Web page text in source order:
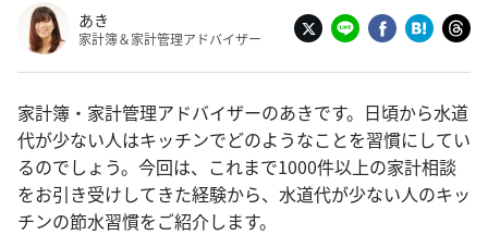
あき
家計簿＆家計管理アドバイザー
家計簿・家計管理アドバイザーのあきです。日頃から水道
代が少ない人はキッチンでどのようなことを習慣にしてい
るのでしょう。今回は、これまで1000件以上の家計相談
をお引き受けしてきた経験から、水道代が少ない人のキッ
チンの節水習慣をご紹介します。